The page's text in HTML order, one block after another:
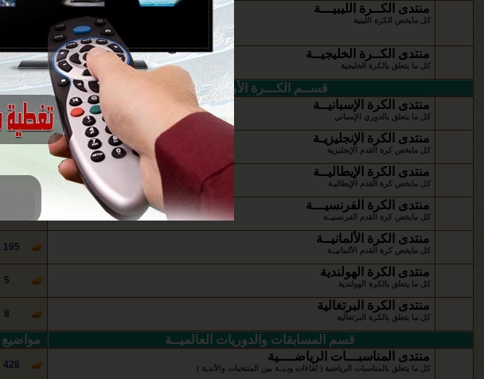
منتدى الكــرة الليبيـــة
كل مايخص الكرة الليبية
منتدى الكــرة الخليجيــة
كل ما يتعلق بالكرة الخليجية 10
قســم الكـــرة الأوروبيـــة مواضيع
منتدى الكرة الإسبانيــة
كل ما يتعلق بالدوري الإسباني 1190
منتدى الكرة الإنجليزيـة
كل مايخص كرة القدم الإنجليزية 1200
منتدى الكرة الإيطاليــة
كل مايخص كرة القدم الإيطاليـة
منتدى الكرة الفرنسيـــة
كل مايخص كرة القدم الفرنسيــة
منتدى الكرة الألمانيــة
كل مايخص كرة القدم الألمانيــة 195
منتدى الكرة الهولندية
كل ما يتعلق بالكرة الهولندية 5
منتدى الكرة البرتغالية
كل ما يتعلق بالكرة البرتغالية 8
قسم المسابقات والدوريات العالميــة مواضيع
منتدى المناسبـــات الرياضــــية
كل ما يتعلق بالمناسبات الرياضية ( لقاءات وديــة بين المنتخبات والأندية ) 428